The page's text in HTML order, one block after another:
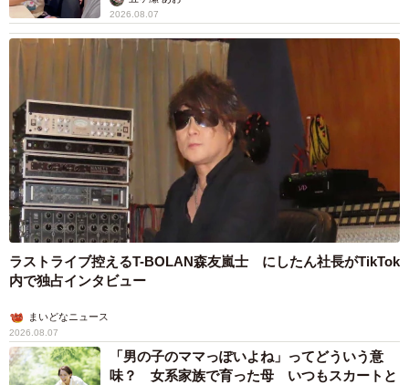
2026.08.07
ラストライブ控えるT-BOLAN森友嵐士 にしたん社長がTikTok
内で独占インタビュー
まいどなニュース
2026.08.07
「男の子のママっぽいよね」ってどういう意
味？ 女系家族で育った母 いつもスカートと